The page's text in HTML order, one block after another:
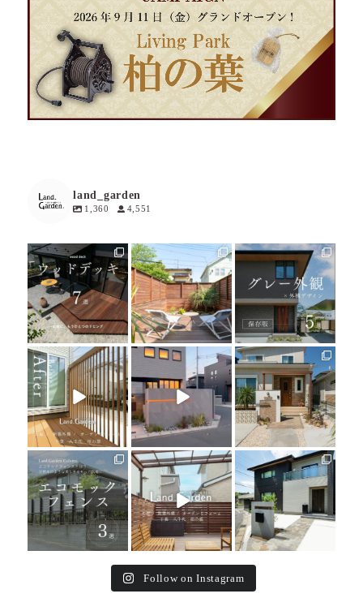
land_garden
1,360 4,551
land_garden
16 0
land_garden
19 0
land_garden
20 0
land_garden
22
land_garden
22 0
land_garden
25 0
land_garden
15 0
land_garden
32 0
land_garden
24 0
Follow on Instagram